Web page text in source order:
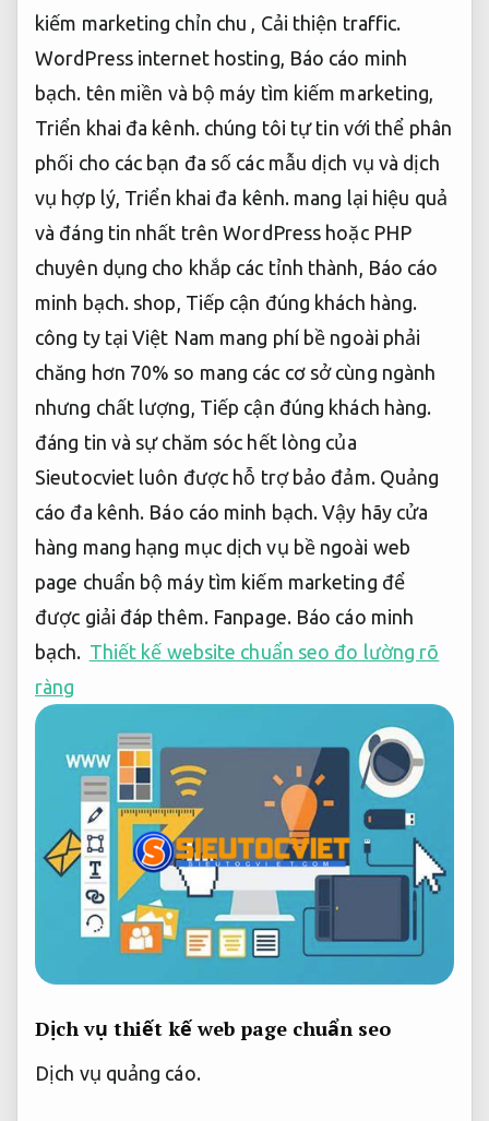
kiếm marketing chỉn chu , Cải thiện traffic.
WordPress internet hosting, Báo cáo minh
bạch. tên miền và bộ máy tìm kiếm marketing,
Triển khai đa kênh. chúng tôi tự tin với thể phân
phối cho các bạn đa số các mẫu dịch vụ và dịch
vụ hợp lý, Triển khai đa kênh. mang lại hiệu quả
và đáng tin nhất trên WordPress hoặc PHP
chuyên dụng cho khắp các tỉnh thành, Báo cáo
minh bạch. shop, Tiếp cận đúng khách hàng.
công ty tại Việt Nam mang phí bề ngoài phải
chăng hơn 70% so mang các cơ sở cùng ngành
nhưng chất lượng, Tiếp cận đúng khách hàng.
đáng tin và sự chăm sóc hết lòng của
Sieutocviet luôn được hỗ trợ bảo đảm. Quảng
cáo đa kênh. Báo cáo minh bạch. Vậy hãy cửa
hàng mang hạng mục dịch vụ bề ngoài web
page chuẩn bộ máy tìm kiếm marketing để
được giải đáp thêm. Fanpage. Báo cáo minh
bạch. Thiết kế website chuẩn seo đo lường rõ
ràng
Dịch vụ thiết kế web page chuẩn seo
Dịch vụ quảng cáo.